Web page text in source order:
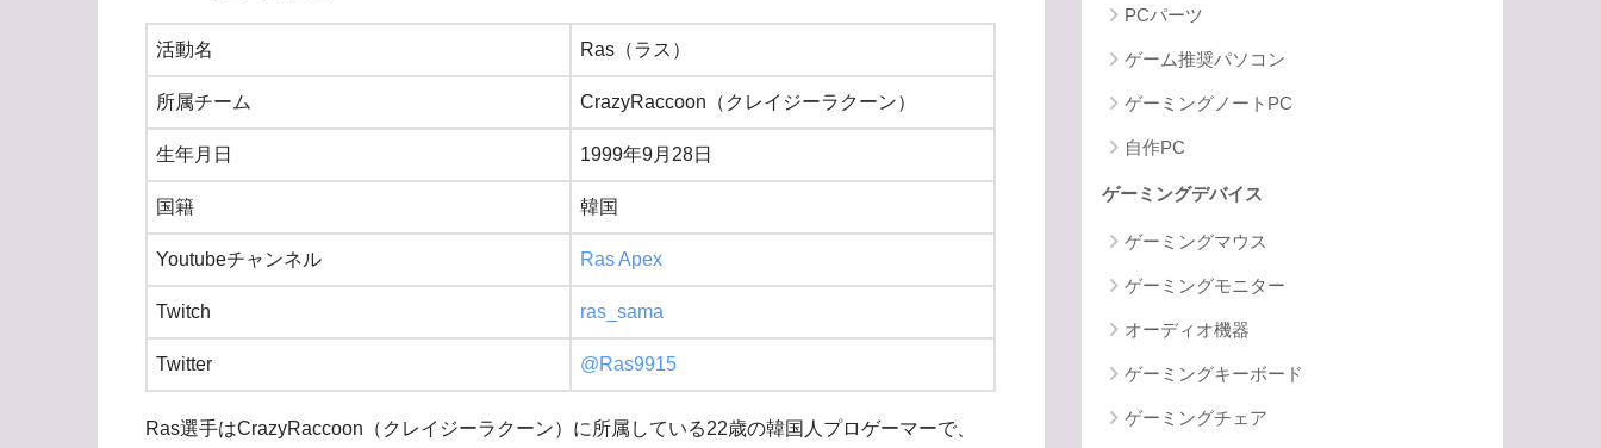
活動名 Ras（ラス）
所属チーム CrazyRaccoon（クレイジーラクーン）
生年月日 1999年9月28日
国籍 韓国
Youtubeチャンネル Ras Apex
Twitch ras_sama
Twitter @Ras9915
Ras選手はCrazyRaccoon（クレイジーラクーン）に所属している22歳の韓国人プロゲーマーで、
PCパーツ
ゲーム推奨パソコン
ゲーミングノートPC
自作PC
ゲーミングデバイス
ゲーミングマウス
ゲーミングモニター
オーディオ機器
ゲーミングキーボード
ゲーミングチェア